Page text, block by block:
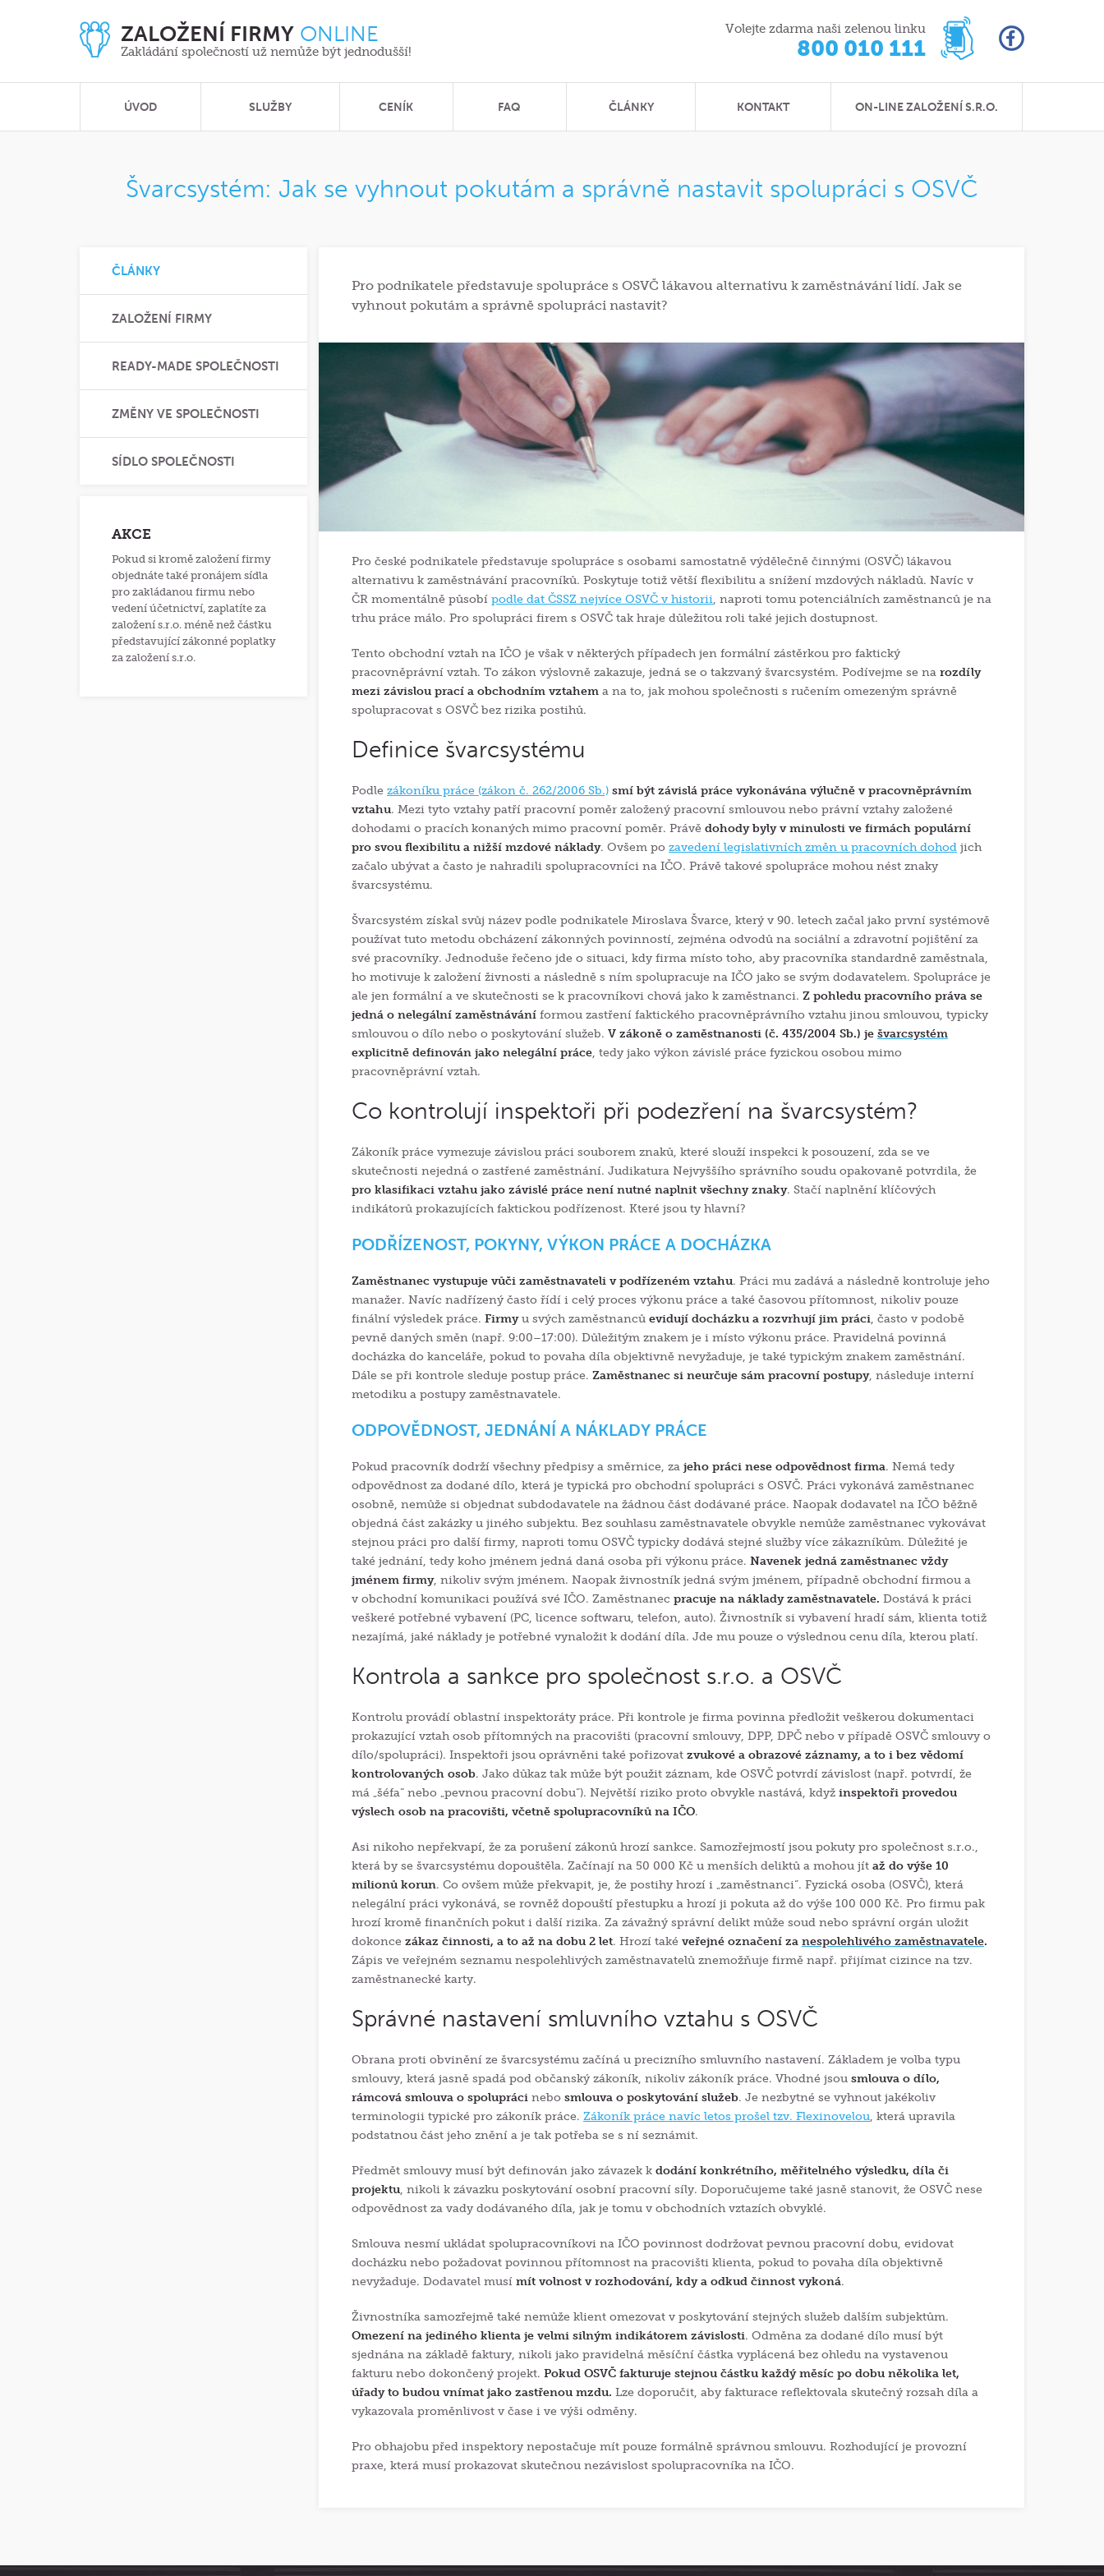
ZALOŽENÍ FIRMY ONLINE
Zakládání společností už nemůže být jednodušší!
Volejte zdarma naši zelenou linku
800 010 111
ÚVOD SLUŽBY CENÍK FAQ ČLÁNKY KONTAKT ON-LINE ZALOŽENÍ S.R.O.
Švarcsystém: Jak se vyhnout pokutám a správně nastavit spolupráci s OSVČ
Pro podnikatele představuje spolupráce s OSVČ lákavou alternativu k zaměstnávání lidí. Jak se
vyhnout pokutám a správně spolupráci nastavit?
Pro české podnikatele představuje spolupráce s osobami samostatně výdělečně činnými (OSVČ) lákavou
alternativu k zaměstnávání pracovníků. Poskytuje totiž větší flexibilitu a snížení mzdových nákladů. Navíc v
ČR momentálně působí podle dat ČSSZ nejvíce OSVČ v historii, naproti tomu potenciálních zaměstnanců je na
trhu práce málo. Pro spolupráci firem s OSVČ tak hraje důležitou roli také jejich dostupnost.
Tento obchodní vztah na IČO je však v některých případech jen formální zástěrkou pro faktický
pracovněprávní vztah. To zákon výslovně zakazuje, jedná se o takzvaný švarcsystém. Podívejme se na rozdíly
mezi závislou prací a obchodním vztahem a na to, jak mohou společnosti s ručením omezeným správně
spolupracovat s OSVČ bez rizika postihů.
Definice švarcsystému
Podle zákoníku práce (zákon č. 262/2006 Sb.) smí být závislá práce vykonávána výlučně v pracovněprávním
vztahu. Mezi tyto vztahy patří pracovní poměr založený pracovní smlouvou nebo právní vztahy založené
dohodami o pracích konaných mimo pracovní poměr. Právě dohody byly v minulosti ve firmách populární
pro svou flexibilitu a nižší mzdové náklady. Ovšem po zavedení legislativních změn u pracovních dohod jich
začalo ubývat a často je nahradili spolupracovníci na IČO. Právě takové spolupráce mohou nést znaky
švarcsystému.
Švarcsystém získal svůj název podle podnikatele Miroslava Švarce, který v 90. letech začal jako první systémově
používat tuto metodu obcházení zákonných povinností, zejména odvodů na sociální a zdravotní pojištění za
své pracovníky. Jednoduše řečeno jde o situaci, kdy firma místo toho, aby pracovníka standardně zaměstnala,
ho motivuje k založení živnosti a následně s ním spolupracuje na IČO jako se svým dodavatelem. Spolupráce je
ale jen formální a ve skutečnosti se k pracovníkovi chová jako k zaměstnanci. Z pohledu pracovního práva se
jedná o nelegální zaměstnávání formou zastření faktického pracovněprávního vztahu jinou smlouvou, typicky
smlouvou o dílo nebo o poskytování služeb. V zákoně o zaměstnanosti (č. 435/2004 Sb.) je švarcsystém
explicitně definován jako nelegální práce, tedy jako výkon závislé práce fyzickou osobou mimo
pracovněprávní vztah.
Co kontrolují inspektoři při podezření na švarcsystém?
Zákoník práce vymezuje závislou práci souborem znaků, které slouží inspekci k posouzení, zda se ve
skutečnosti nejedná o zastřené zaměstnání. Judikatura Nejvyššího správního soudu opakovaně potvrdila, že
pro klasifikaci vztahu jako závislé práce není nutné naplnit všechny znaky. Stačí naplnění klíčových
indikátorů prokazujících faktickou podřízenost. Které jsou ty hlavní?
PODŘÍZENOST, POKYNY, VÝKON PRÁCE A DOCHÁZKA
Zaměstnanec vystupuje vůči zaměstnavateli v podřízeném vztahu. Práci mu zadává a následně kontroluje jeho
manažer. Navíc nadřízený často řídí i celý proces výkonu práce a také časovou přítomnost, nikoliv pouze
finální výsledek práce. Firmyu svých zaměstnanců evidují docházku a rozvrhují jim práci, často v podobě
pevně daných směn (např. 9:00–17:00). Důležitým znakem je i místo výkonu práce. Pravidelná povinná
docházka do kanceláře, pokud to povaha díla objektivně nevyžaduje, je také typickým znakem zaměstnání.
Dále se při kontrole sleduje postup práce. Zaměstnanec si neurčuje sám pracovní postupy, následuje interní
metodiku a postupy zaměstnavatele.
ODPOVĚDNOST, JEDNÁNÍ A NÁKLADY PRÁCE
Pokud pracovník dodrží všechny předpisy a směrnice, za jeho práci nese odpovědnost firma. Nemá tedy
odpovědnost za dodané dílo, která je typická pro obchodní spolupráci s OSVČ. Práci vykonává zaměstnanec
osobně, nemůže si objednat subdodavatele na žádnou část dodávané práce. Naopak dodavatel na IČO běžně
objedná část zakázky u jiného subjektu. Bez souhlasu zaměstnavatele obvykle nemůže zaměstnanec vykovávat
stejnou práci pro další firmy, naproti tomu OSVČ typicky dodává stejné služby více zákazníkům. Důležité je
také jednání, tedy koho jménem jedná daná osoba při výkonu práce. Navenek jedná zaměstnanec vždy
jménem firmy, nikoliv svým jménem. Naopak živnostník jedná svým jménem, případně obchodní firmou a
v obchodní komunikaci používá své IČO. Zaměstnanec pracuje na náklady zaměstnavatele. Dostává k práci
veškeré potřebné vybavení (PC, licence softwaru, telefon, auto). Živnostník si vybavení hradí sám, klienta totiž
nezajímá, jaké náklady je potřebné vynaložit k dodání díla. Jde mu pouze o výslednou cenu díla, kterou platí.
Kontrola a sankce pro společnost s.r.o. a OSVČ
Kontrolu provádí oblastní inspektoráty práce. Při kontrole je firma povinna předložit veškerou dokumentaci
prokazující vztah osob přítomných na pracovišti (pracovní smlouvy, DPP, DPČ nebo v případě OSVČ smlouvy o
dílo/spolupráci). Inspektoři jsou oprávněni také pořizovat zvukové a obrazové záznamy, a to i bez vědomí
kontrolovaných osob. Jako důkaz tak může být použit záznam, kde OSVČ potvrdí závislost (např. potvrdí, že
má „šéfa“ nebo „pevnou pracovní dobu“). Největší riziko proto obvykle nastává, když inspektoři provedou
výslech osob na pracovišti, včetně spolupracovníků na IČO.
Asi nikoho nepřekvapí, že za porušení zákonů hrozí sankce. Samozřejmostí jsou pokuty pro společnost s.r.o.,
která by se švarcsystému dopouštěla. Začínají na 50 000 Kč u menších deliktů a mohou jít až do výše 10
milionů korun. Co ovšem může překvapit, je, že postihy hrozí i „zaměstnanci“. Fyzická osoba (OSVČ), která
nelegální práci vykonává, se rovněž dopouští přestupku a hrozí ji pokuta až do výše 100 000 Kč. Pro firmu pak
hrozí kromě finančních pokut i další rizika. Za závažný správní delikt může soud nebo správní orgán uložit
dokonce zákaz činnosti, a to až na dobu 2 let. Hrozí také veřejné označení za nespolehlivého zaměstnavatele.
Zápis ve veřejném seznamu nespolehlivých zaměstnavatelů znemožňuje firmě např. přijímat cizince na tzv.
zaměstnanecké karty.
Správné nastavení smluvního vztahu s OSVČ
Obrana proti obvinění ze švarcsystému začíná u precizního smluvního nastavení. Základem je volba typu
smlouvy, která jasně spadá pod občanský zákoník, nikoliv zákoník práce. Vhodné jsou smlouva o dílo,
rámcová smlouva o spolupráci nebo smlouva o poskytování služeb. Je nezbytné se vyhnout jakékoliv
terminologii typické pro zákoník práce. Zákoník práce navíc letos prošel tzv. Flexinovelou, která upravila
podstatnou část jeho znění a je tak potřeba se s ní seznámit.
Předmět smlouvy musí být definován jako závazek k dodání konkrétního, měřitelného výsledku, díla či
projektu, nikoli k závazku poskytování osobní pracovní síly. Doporučujeme také jasně stanovit, že OSVČ nese
odpovědnost za vady dodávaného díla, jak je tomu v obchodních vztazích obvyklé.
Smlouva nesmí ukládat spolupracovníkovi na IČO povinnost dodržovat pevnou pracovní dobu, evidovat
docházku nebo požadovat povinnou přítomnost na pracovišti klienta, pokud to povaha díla objektivně
nevyžaduje. Dodavatel musí mít volnost v rozhodování, kdy a odkud činnost vykoná.
Živnostníka samozřejmě také nemůže klient omezovat v poskytování stejných služeb dalším subjektům.
Omezení na jediného klienta je velmi silným indikátorem závislosti. Odměna za dodané dílo musí být
sjednána na základě faktury, nikoli jako pravidelná měsíční částka vyplácená bez ohledu na vystavenou
fakturu nebo dokončený projekt. Pokud OSVČ fakturuje stejnou částku každý měsíc po dobu několika let,
úřady to budou vnímat jako zastřenou mzdu. Lze doporučit, aby fakturace reflektovala skutečný rozsah díla a
vykazovala proměnlivost v čase i ve výši odměny.
Pro obhajobu před inspektory nepostačuje mít pouze formálně správnou smlouvu. Rozhodující je provozní
praxe, která musí prokazovat skutečnou nezávislost spolupracovníka na IČO.
ČLÁNKY
ZALOŽENÍ FIRMY
READY-MADE SPOLEČNOSTI
ZMĚNY VE SPOLEČNOSTI
SÍDLO SPOLEČNOSTI
AKCE
Pokud si kromě založení firmy
objednáte také pronájem sídla
pro zakládanou firmu nebo
vedení účetnictví, zaplatíte za
založení s.r.o. méně než částku
představující zákonné poplatky
za založení s.r.o.